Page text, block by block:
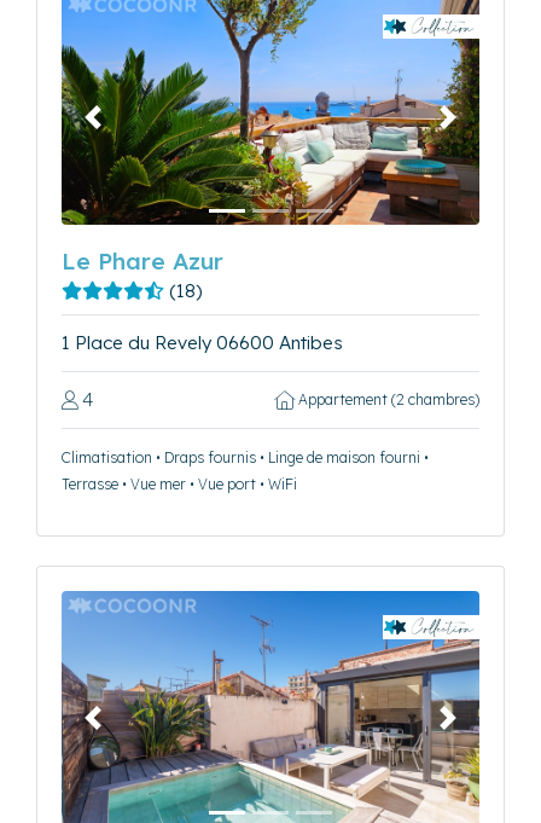
Précédent Suivant
Le Phare Azur
(18)
1 Place du Revely 06600 Antibes
4 Appartement (2 chambres)
Climatisation • Draps fournis • Linge de maison fourni •
Terrasse • Vue mer • Vue port • WiFi
Précédent Suivant